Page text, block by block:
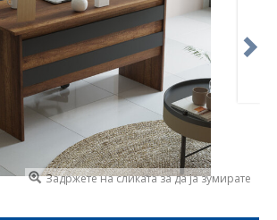
Задржете на сликата за да ја зумирате